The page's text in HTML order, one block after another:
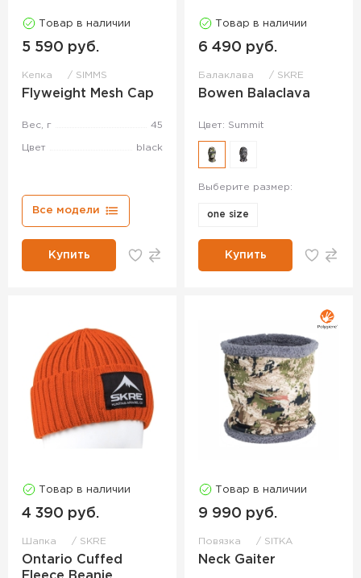
Товар в наличии
5 590 руб.
Кепка SIMMS
Flyweight Mesh Cap
Вес, г 45
Цвет black
Все модели
Купить
Товар в наличии
6 490 руб.
Балаклава SKRE
Bowen Balaclava
Цвет: Summit
Выберите размер:
one size
Купить
Товар в наличии
4 390 руб.
Шапка SKRE
Ontario Cuffed
Товар в наличии
9 990 руб.
Повязка SITKA
Neck Gaiter